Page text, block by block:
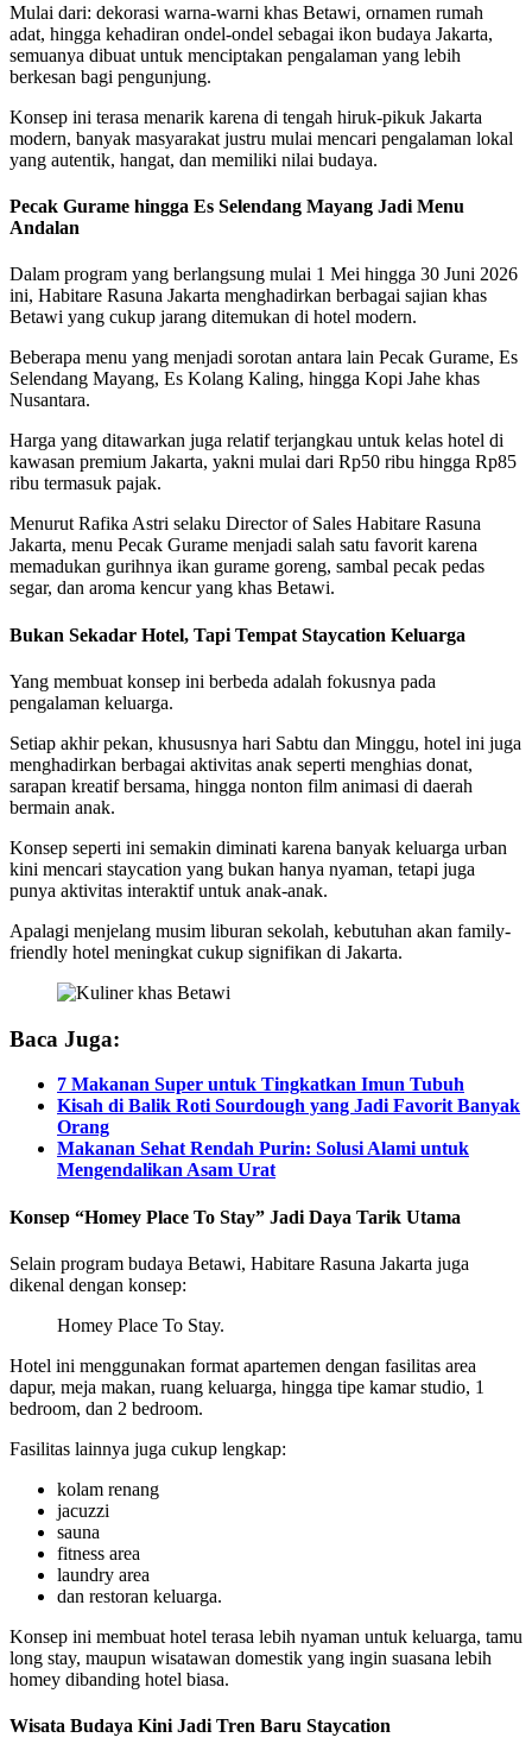
Mulai dari: dekorasi warna-warni khas Betawi, ornamen rumah
adat, hingga kehadiran ondel-ondel sebagai ikon budaya Jakarta,
semuanya dibuat untuk menciptakan pengalaman yang lebih
berkesan bagi pengunjung.
Konsep ini terasa menarik karena di tengah hiruk-pikuk Jakarta
modern, banyak masyarakat justru mulai mencari pengalaman lokal
yang autentik, hangat, dan memiliki nilai budaya.
Pecak Gurame hingga Es Selendang Mayang Jadi Menu
Andalan
Dalam program yang berlangsung mulai 1 Mei hingga 30 Juni 2026
ini, Habitare Rasuna Jakarta menghadirkan berbagai sajian khas
Betawi yang cukup jarang ditemukan di hotel modern.
Beberapa menu yang menjadi sorotan antara lain Pecak Gurame, Es
Selendang Mayang, Es Kolang Kaling, hingga Kopi Jahe khas
Nusantara.
Harga yang ditawarkan juga relatif terjangkau untuk kelas hotel di
kawasan premium Jakarta, yakni mulai dari Rp50 ribu hingga Rp85
ribu termasuk pajak.
Menurut Rafika Astri selaku Director of Sales Habitare Rasuna
Jakarta, menu Pecak Gurame menjadi salah satu favorit karena
memadukan gurihnya ikan gurame goreng, sambal pecak pedas
segar, dan aroma kencur yang khas Betawi.
Bukan Sekadar Hotel, Tapi Tempat Staycation Keluarga
Yang membuat konsep ini berbeda adalah fokusnya pada
pengalaman keluarga.
Setiap akhir pekan, khususnya hari Sabtu dan Minggu, hotel ini juga
menghadirkan berbagai aktivitas anak seperti menghias donat,
sarapan kreatif bersama, hingga nonton film animasi di daerah
bermain anak.
Konsep seperti ini semakin diminati karena banyak keluarga urban
kini mencari staycation yang bukan hanya nyaman, tetapi juga
punya aktivitas interaktif untuk anak-anak.
Apalagi menjelang musim liburan sekolah, kebutuhan akan family-
friendly hotel meningkat cukup signifikan di Jakarta.
Baca Juga:
7 Makanan Super untuk Tingkatkan Imun Tubuh
Kisah di Balik Roti Sourdough yang Jadi Favorit Banyak
Orang
Makanan Sehat Rendah Purin: Solusi Alami untuk
Mengendalikan Asam Urat
Konsep “Homey Place To Stay” Jadi Daya Tarik Utama
Selain program budaya Betawi, Habitare Rasuna Jakarta juga
dikenal dengan konsep:
Homey Place To Stay.
Hotel ini menggunakan format apartemen dengan fasilitas area
dapur, meja makan, ruang keluarga, hingga tipe kamar studio, 1
bedroom, dan 2 bedroom.
Fasilitas lainnya juga cukup lengkap:
kolam renang
jacuzzi
sauna
fitness area
laundry area
dan restoran keluarga.
Konsep ini membuat hotel terasa lebih nyaman untuk keluarga, tamu
long stay, maupun wisatawan domestik yang ingin suasana lebih
homey dibanding hotel biasa.
Wisata Budaya Kini Jadi Tren Baru Staycation